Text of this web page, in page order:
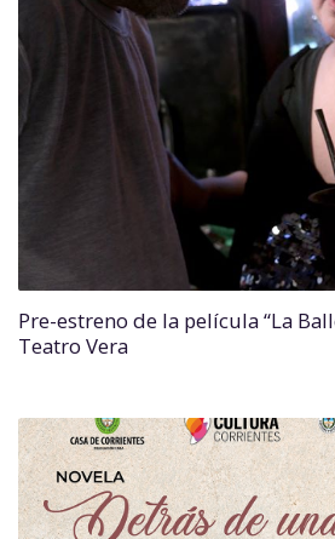
Pre-estreno de la película “La
Teatro Vera